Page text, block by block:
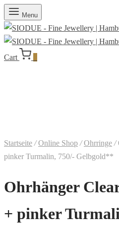
Menu
Cart
Startseite / Online Shop / Ohrringe /
pinker Turmalin, 750/- Gelbgold**
Ohrhänger
+ pinker